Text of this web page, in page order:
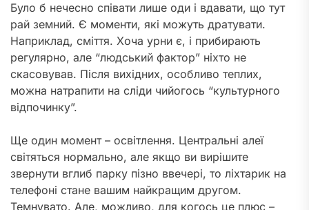
Було б нечесно співати лише оди і вдавати, що тут
рай земний. Є моменти, які можуть дратувати.
Наприклад, сміття. Хоча урни є, і прибирають
регулярно, але “людський фактор” ніхто не
скасовував. Після вихідних, особливо теплих,
можна натрапити на сліди чийогось “культурного
відпочинку”.
Ще один момент – освітлення. Центральні алеї
світяться нормально, але якщо ви вирішите
звернути вглиб парку пізно ввечері, то ліхтарик на
телефоні стане вашим найкращим другом.
Темнувато. Але, можливо, для когось це плюс –